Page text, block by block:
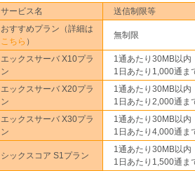
サービス名
送信制限等
おすすめプラン（詳細は
こちら ）
無制限
エックスサーバ X10プラ
ン
1通あたり30MB以内
1日あたり1,000通ま
エックスサーバ X20プラ
ン
1通あたり30MB以内
1日あたり2,000通ま
エックスサーバ X30プラ
ン
1通あたり30MB以内
1日あたり4,000通ま
シックスコア S1プラン
1通あたり30MB以内
1日あたり1,500通ま